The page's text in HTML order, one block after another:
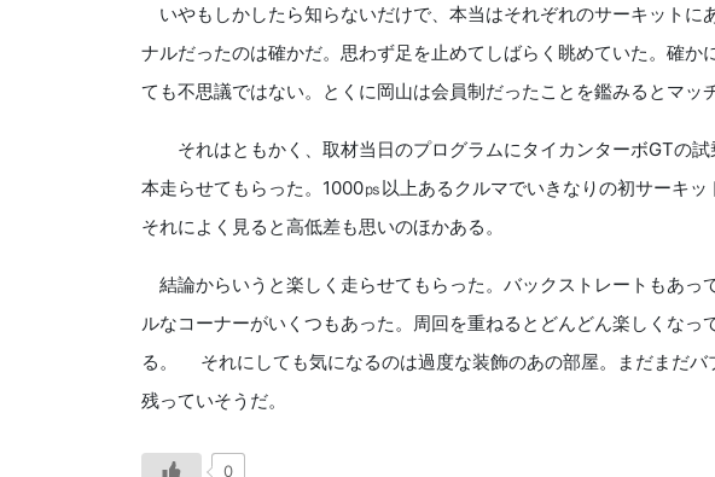
いやもしかしたら知らないだけで、本当はそれぞれのサーキットに
ナルだったのは確かだ。思わず足を止めてしばらく眺めていた。確か
ても不思議ではない。とくに岡山は会員制だったことを鑑みるとマッ
それはともかく、取材当日のプログラムにタイカンターボGTの試
本走らせてもらった。1000㎰以上あるクルマでいきなりの初サーキッ
それによく見ると高低差も思いのほかある。
結論からいうと楽しく走らせてもらった。バックストレートもあっ
ルなコーナーがいくつもあった。周回を重ねるとどんどん楽しくなっ
る。 それにしても気になるのは過度な装飾のあの部屋。まだまだバ
残っていそうだ。
0